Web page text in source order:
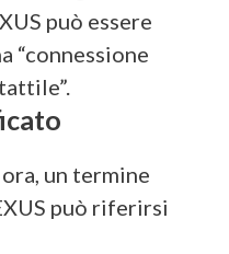
può essere
“connessione
un termine
può riferirsi